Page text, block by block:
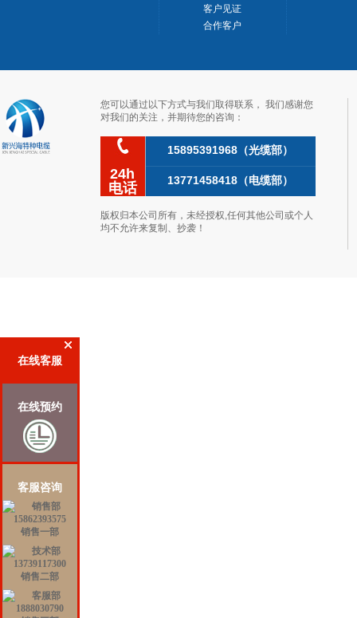
在线客服
在线预约
客服咨询
销售一部
销售二部
客户见证
合作客户
您可以通过以下方式与我们取得联系，我们感谢您
对我们的关注，并期待您的咨询：
24h
电话
15895391968（光缆部）
13771458418（电缆部）
版权归本公司所有，未经授权,任何其他公司或个人
均不允许来复制、抄袭！